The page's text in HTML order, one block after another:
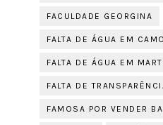
FACULDADE GEORGINA
FALTA DE ÁGUA EM
FALTA DE ÁGUA EM
FALTA DE
FAMOSA POR VENDER